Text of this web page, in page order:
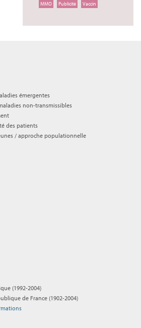
MMO
Publicité Vaccin
émergentes
non-transmissibles
des patients
/ approche populationnelle
(1992-2004)
de France (1902-2004)